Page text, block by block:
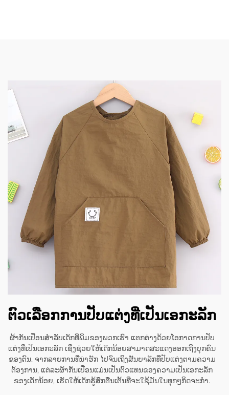
ຕົວເລືອກການປັບແຕ່ງທີ່ເປັນເອກະລັກ
ຜ້າກັນເປື່ອນສຳລັບເດັກທີ່ພິມຂອງພວກເຮົາ ແຕກຕ່າງດ້ວຍໂອກາດການປັບ
ແຕ່ງທີ່ເປັນເອກະລັກ ເຊິ່ງຊ່ວຍໃຫ້ເດັກນ້ອຍສາມາດສະແດງອອກເຖິງບຸກຄົນ
ຂອງຕົນ. ຈາກລາຍການທີ່ນ່າຮັກ ໄປຈົນເຖິງສັນຍາລັກທີ່ປັບແຕ່ງຕາມຄວາມ
ຕ້ອງການ, ແຕ່ລະຜ້າກັນເປື່ອນແມ່ນເປັນຕົວແທນຂອງຄວາມເປັນເອກະລັກ
ຂອງເດັກນ້ອຍ, ເຮັດໃຫ້ເດັກຮູ້ສຶກຕື່ນເຕັ້ນທີ່ຈະໃຊ້ມັນໃນທຸກໆກິດຈະກຳ.